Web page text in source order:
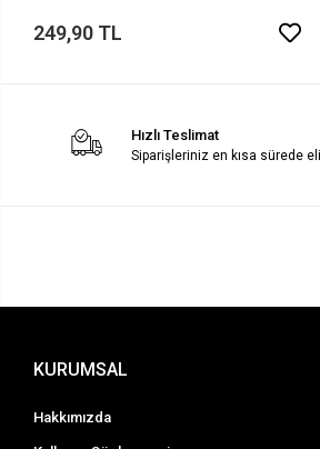
249,90 TL
Hızlı Teslimat
Siparişleriniz en kısa sürede
KURUMSAL
Hakkımızda